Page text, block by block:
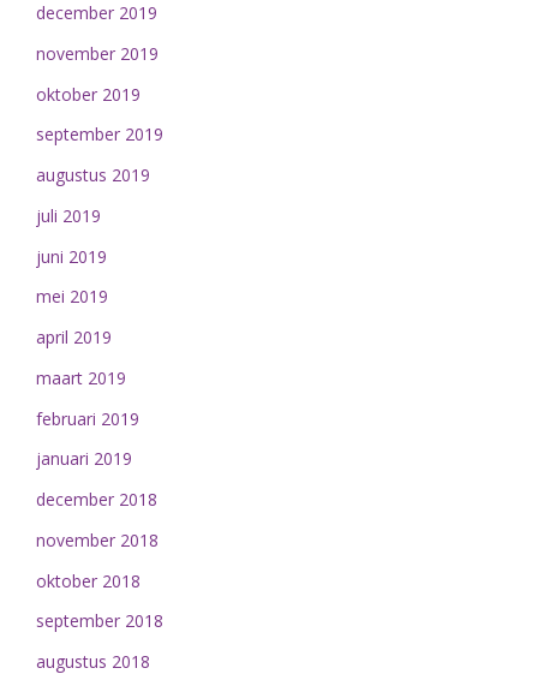
december 2019
november 2019
oktober 2019
september 2019
augustus 2019
juli 2019
juni 2019
mei 2019
april 2019
maart 2019
februari 2019
januari 2019
december 2018
november 2018
oktober 2018
september 2018
augustus 2018